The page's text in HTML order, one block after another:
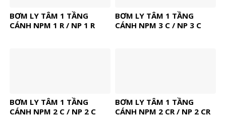
BƠM LY TÂM 1 TẦNG
CÁNH NPM 1 R / NP 1 R
BƠM LY TÂM 1 TẦNG
CÁNH NPM 3 C / NP 3 C
BƠM LY TÂM 1 TẦNG
CÁNH NPM 2 C / NP 2 C
BƠM LY TÂM 1 TẦNG
CÁNH NPM 2 CR / NP 2 CR